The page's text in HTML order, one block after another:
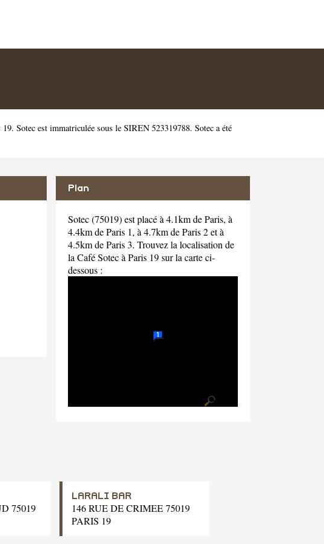
Sotec est immatriculée sous le SIREN 523319788. Sotec a été
Plan
Sotec (75019) est placé à 4.1km de Paris, à
4.4km de Paris 1, à 4.7km de Paris 2 et à
4.5km de Paris 3. Trouvez la localisation de
la Café Sotec à Paris 19 sur la carte ci-
dessous :
75019
LARALI BAR
146 RUE DE CRIMEE 75019
PARIS 19